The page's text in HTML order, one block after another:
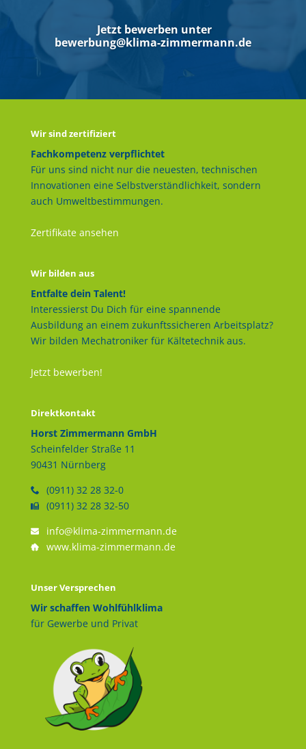
Jetzt bewerben unter
bewerbung@klima-zimmermann.de
Wir sind zertifiziert
Fachkompetenz verpflichtet
Für uns sind nicht nur die neuesten, technischen
Innovationen eine Selbstverständlichkeit, sondern
auch Umweltbestimmungen.
Zertifikate ansehen
Wir bilden aus
Entfalte dein Talent!
Interessierst Du Dich für eine spannende
Ausbildung an einem zukunftssicheren Arbeitsplatz?
Wir bilden Mechatroniker für Kältetechnik aus.
Jetzt bewerben!
Direktkontakt
Horst Zimmermann GmbH
Scheinfelder Straße 11
90431 Nürnberg
(0911) 32 28 32-0
(0911) 32 28 32-50
info@klima-zimmermann.de
www.klima-zimmermann.de
Unser Versprechen
Wir schaffen Wohlfühlklima
für Gewerbe und Privat